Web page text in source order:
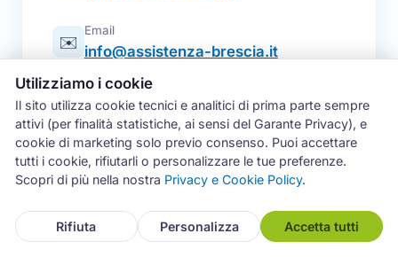
✉️
Email
info@assistenza-brescia.it
📋
Modulo online
Prenota un intervento
📍
Zona operativa
Brescia e intera provincia — tutti i
Utilizziamo i cookie
Il sito utilizza cookie tecnici e analitici di prima parte sempre
attivi (per finalità statistiche, ai sensi del Garante Privacy), e
cookie di marketing solo previo consenso. Puoi accettare
tutti i cookie, rifiutarli o personalizzare le tue preferenze.
Scopri di più nella nostra Privacy e Cookie Policy.
Rifiuta Personalizza Accetta tutti